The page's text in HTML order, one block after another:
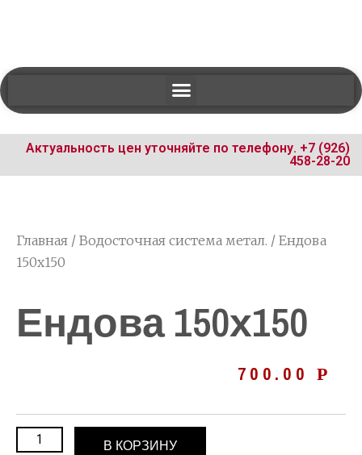
Актуальность цен уточняйте по телефону. +7 (926)
458-28-20
Главная / Водосточная система метал. / Ендова
150х150
Ендова 150х150
700.00 Р
В КОРЗИНУ